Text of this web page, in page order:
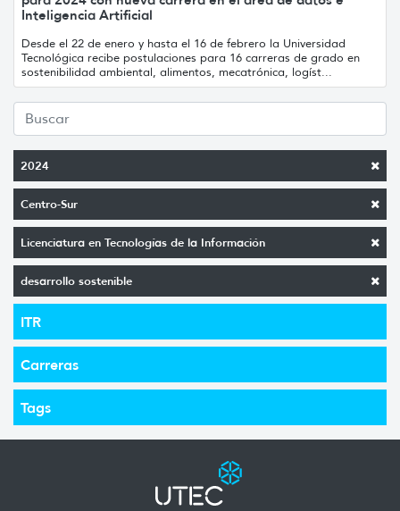
2024
Centro-Sur
Licenciatura en Tecnologías de la Información
desarrollo sostenible
ITR
Carreras
Tags
Inteligencia Artificial
Desde el 22 de enero y hasta el 16 de febrero la Universidad
Tecnológica recibe postulaciones para 16 carreras de grado en
sostenibilidad ambiental, alimentos, mecatrónica, logíst...